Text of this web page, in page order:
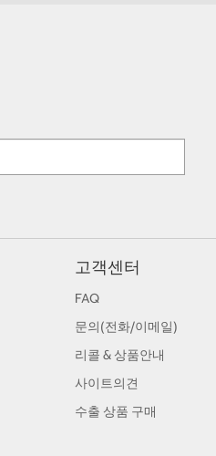
고객센터
FAQ
문의(전화/이메일)
리콜 & 상품안내
사이트의견
수출 상품 구매